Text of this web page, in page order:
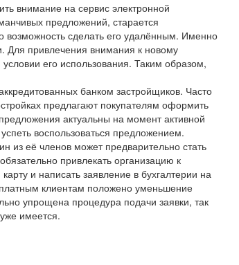
внимание на сервис электронной
предложений, старается
сделать его удалённым. Именно
Для привлечения внимания к новому
его использования. Таким образом,
банком застройщиков. Часто
предлагают покупателям оформить
актуальны на момент активной
воспользоваться предложением.
из её членов может предварительно стать
привлекать организацию к
и написать заявление в бухгалтерии на
клиентам положено уменьшение
упрощена процедура подачи заявки, так
имеется.